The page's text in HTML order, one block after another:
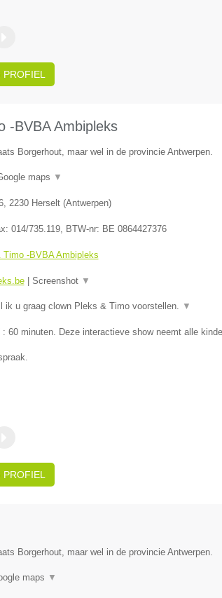
-BVBA Ambipleks
Borgerhout, maar wel in de provincie Antwerpen.
maps ▼
, 2230 Herselt(Antwerpen)
014/735.119, BTW-nr: BE 0864427376
Timo -BVBA Ambipleks
| Screenshot ▼
ik u graag clown Pleks & Timo voorstellen. ▼
60 minuten. Deze interactieve show neemt alle
Borgerhout, maar wel in de provincie Antwerpen.
maps ▼